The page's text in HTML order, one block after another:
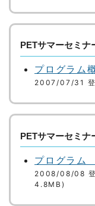
PETサマーセミナ
プログラ
2007/07/31
PETサマーセミナ
プログラ
2008/08/08
4.8MB)